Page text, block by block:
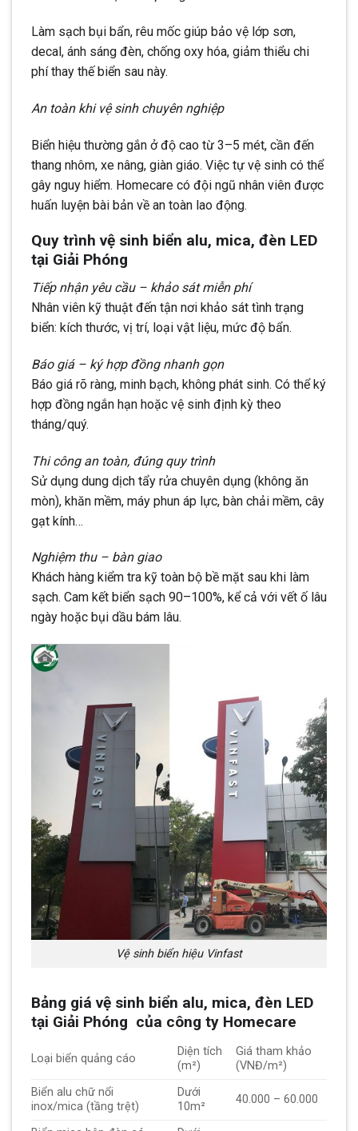
Làm sạch bụi bẩn, rêu mốc giúp bảo vệ lớp sơn,
decal, ánh sáng đèn, chống oxy hóa, giảm thiểu chi
phí thay thế biển sau này.
An toàn khi vệ sinh chuyên nghiệp
Biển hiệu thường gắn ở độ cao từ 3–5 mét, cần đến
thang nhôm, xe nâng, giàn giáo. Việc tự vệ sinh có thể
gây nguy hiểm. Homecare có đội ngũ nhân viên được
huấn luyện bài bản về an toàn lao động.
Quy trình vệ sinh biển alu, mica, đèn LED
tại Giải Phóng
Tiếp nhận yêu cầu – khảo sát miễn phí
Nhân viên kỹ thuật đến tận nơi khảo sát tình trạng
biển: kích thước, vị trí, loại vật liệu, mức độ bẩn.
Báo giá – ký hợp đồng nhanh gọn
Báo giá rõ ràng, minh bạch, không phát sinh. Có thể ký
hợp đồng ngắn hạn hoặc vệ sinh định kỳ theo
tháng/quý.
Thi công an toàn, đúng quy trình
Sử dụng dung dịch tẩy rửa chuyên dụng (không ăn
mòn), khăn mềm, máy phun áp lực, bàn chải mềm, cây
gạt kính…
Nghiệm thu – bàn giao
Khách hàng kiểm tra kỹ toàn bộ bề mặt sau khi làm
sạch. Cam kết biển sạch 90–100%, kể cả với vết ố lâu
ngày hoặc bụi dầu bám lâu.
Vệ sinh biển hiệu Vinfast
Bảng giá vệ sinh biển alu, mica, đèn LED
tại Giải Phóng của công ty Homecare
Loại biển quảng cáo
Diện tích
(m²)
Giá tham khảo
(VNĐ/m²)
Biển alu chữ nổi
inox/mica (tầng trệt)
Dưới
10m²
40.000 – 60.000